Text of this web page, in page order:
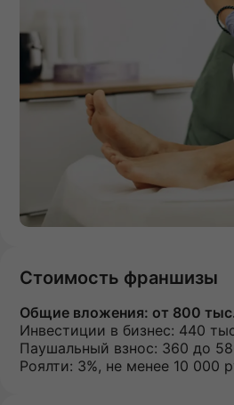
Стоимость франшизы
Общие вложения: от 800
Инвестиции в бизнес: 440
Паушальный взнос: 360 до
Роялти: 3%, не менее 10 000